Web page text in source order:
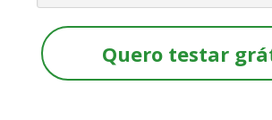
Quero testar